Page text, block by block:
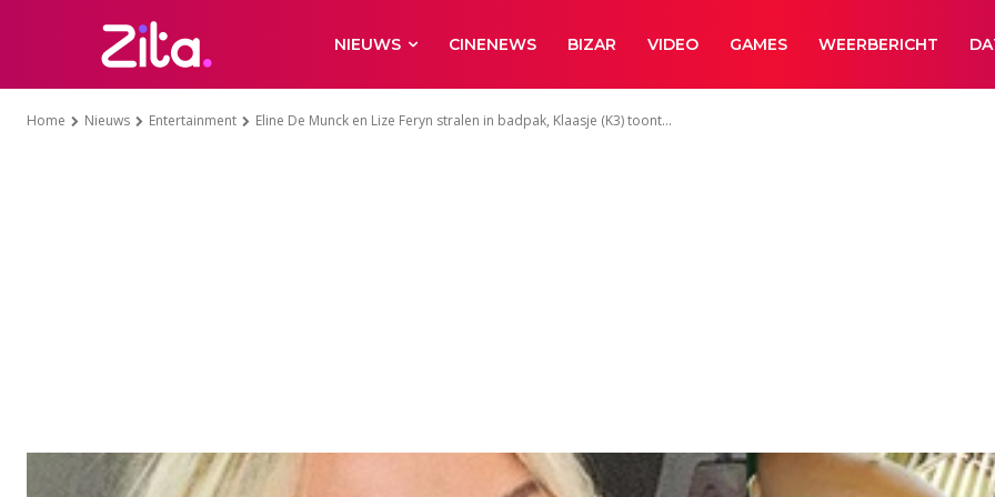
NIEUWS CINENEWS BIZAR VIDEO GAMES WEERBERICHT
Home Nieuws Entertainment Eline De Munck en Lize Feryn stralen in badpak, Klaasje (K3) toont...